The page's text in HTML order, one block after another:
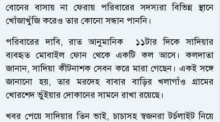
বোনের বাসায় না ফেরায় পরিবারের সদস্যরা বিভিন্ন স্থানে
খোঁজাখুঁজি করেও তার কোনো সন্ধান পাননি।
পরিবারের দাবি, রাত আনুমানিক ১১টার দিকে সাদিয়ার
ব্যবহৃত মোবাইল ফোন থেকে একটি কল আসে। কলদাতা
জানান, সাদিয়া কীটনাশক সেবন করে মারা গেছেন। একই সঙ্গে
জানানো হয়, তার মরদেহ বাবার বাড়ির খলাগাঁও গ্রামের
খোরশেদ ভুঁইয়ার দোকানের সামনে রাখা রয়েছে।
খবর পেয়ে সাদিয়ার তিন ভাই, চাচাসহ স্বজনরা টর্চলাইট নিয়ে